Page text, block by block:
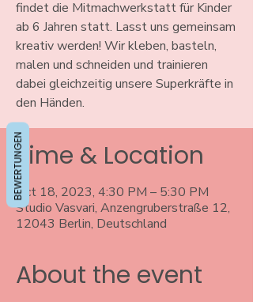
findet die Mitmachwerkstatt für Kinder
ab 6 Jahren statt. Lasst uns gemeinsam
kreativ werden! Wir kleben, basteln,
malen und schneiden und trainieren
dabei gleichzeitig unsere Superkräfte in
den Händen.
Time & Location
Oct 18, 2023, 4:30 PM – 5:30 PM
Studio Vasvari, Anzengruberstraße 12,
12043 Berlin, Deutschland
About the event
BEWERTUNGEN